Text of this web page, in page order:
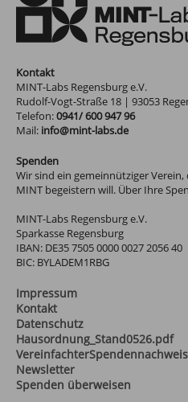
Kontakt
MINT-Labs Regensburg e.V.
Rudolf-Vogt-Straße 18 | 93053
Telefon:0941/ 600 947 96
Mail: info@mint-labs.de
Spenden
Wir sind ein gemeinnütziger
MINT begeistern will. Über Ihre
MINT-Labs Regensburg e.V.
Sparkasse Regensburg
IBAN: DE35 7505 0000 0027 2056 40
BIC: BYLADEM1RBG
Impressum
Kontakt
Datenschutz
Hausordnung_Stand0526.pdf
Newsletter
Spenden überweisen